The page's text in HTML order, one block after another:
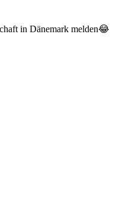
in Dänemark melden😂